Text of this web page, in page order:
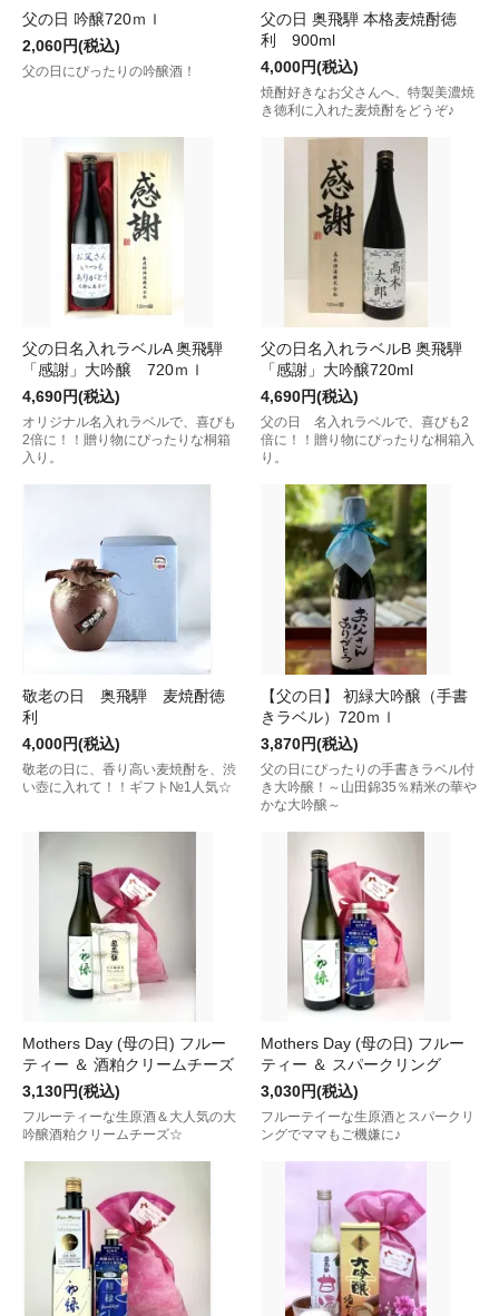
父の日 吟醸720ｍｌ
2,060円(税込)
父の日にぴったりの吟醸酒！
父の日 奥飛騨 本格麦焼酎徳
利 900ml
4,000円(税込)
焼酎好きなお父さんへ、特製美濃焼
き徳利に入れた麦焼酎をどうぞ♪
父の日名入れラベルA 奥飛騨
「感謝」大吟醸 720ｍｌ
4,690円(税込)
オリジナル名入れラベルで、喜びも
2倍に！！贈り物にぴったりな桐箱
入り。
父の日名入れラベルB 奥飛騨
「感謝」大吟醸720ml
4,690円(税込)
父の日 名入れラベルで、喜びも2
倍に！！贈り物にぴったりな桐箱入
り。
敬老の日 奥飛騨 麦焼酎徳
利
4,000円(税込)
敬老の日に、香り高い麦焼酎を、渋
い壺に入れて！！ギフト№1人気☆
【父の日】 初緑大吟醸（手書
きラベル）720ｍｌ
3,870円(税込)
父の日にぴったりの手書きラベル付
き大吟醸！～山田錦35％精米の華や
かな大吟醸～
Mothers Day (母の日) フルー
ティー ＆ 酒粕クリームチーズ
3,130円(税込)
フルーティーな生原酒＆大人気の大
吟醸酒粕クリームチーズ☆
Mothers Day (母の日) フルー
ティー ＆ スパークリング
3,030円(税込)
フルーテイーな生原酒とスパークリ
ングでママもご機嫌に♪